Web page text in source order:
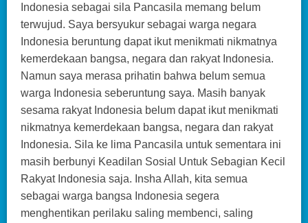
Indonesia sebagai sila Pancasila memang belum
terwujud. Saya bersyukur sebagai warga negara
Indonesia beruntung dapat ikut menikmati nikmatnya
kemerdekaan bangsa, negara dan rakyat Indonesia.
Namun saya merasa prihatin bahwa belum semua
warga Indonesia seberuntung saya. Masih banyak
sesama rakyat Indonesia belum dapat ikut menikmati
nikmatnya kemerdekaan bangsa, negara dan rakyat
Indonesia. Sila ke lima Pancasila untuk sementara ini
masih berbunyi Keadilan Sosial Untuk Sebagian Kecil
Rakyat Indonesia saja. Insha Allah, kita semua
sebagai warga bangsa Indonesia segera
menghentikan perilaku saling membenci, saling